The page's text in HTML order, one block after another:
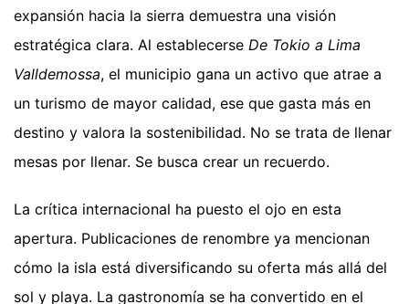
expansión hacia la sierra demuestra una visión
estratégica clara. Al establecerse De Tokio a Lima
Valldemossa, el municipio gana un activo que atrae a
un turismo de mayor calidad, ese que gasta más en
destino y valora la sostenibilidad. No se trata de llenar
mesas por llenar. Se busca crear un recuerdo.
La crítica internacional ha puesto el ojo en esta
apertura. Publicaciones de renombre ya mencionan
cómo la isla está diversificando su oferta más allá del
sol y playa. La gastronomía se ha convertido en el